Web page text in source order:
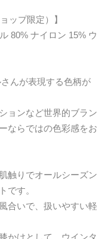
ップ限定）】
80% ナイロン 15% ウ
んが表現する色柄が
ョンなど世界的ブラン
ならではの色彩感をお
触りでオールシーズン
です。
合いで、扱いやすい軽
かけとして、ウインタ